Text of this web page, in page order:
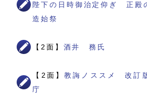
陛下の日時御治定仰ぎ 正殿
造始祭
【2面】 酒井 務氏
【2面】教誨ノススメ 改訂
庁